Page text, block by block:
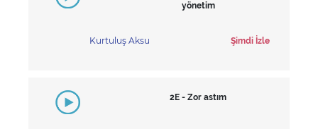
yönetim
Kurtuluş Aksu Şimdi İzle
2E - Zor astım